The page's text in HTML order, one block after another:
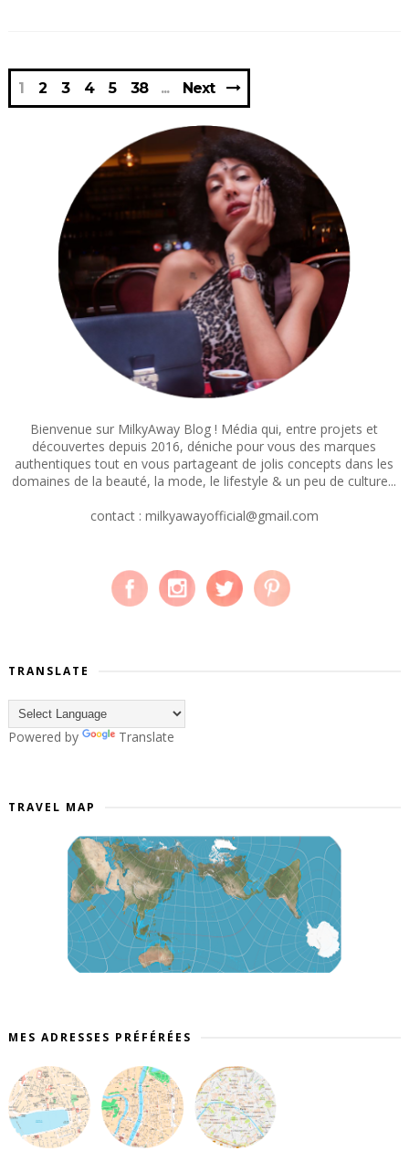
1 2 3 4 5 38 Next
Bienvenue sur MilkyAway Blog ! Média qui, entre projets et
découvertes depuis 2016, déniche pour vous des marques
authentiques tout en vous partageant de jolis concepts dans les
domaines de la beauté, la mode, le lifestyle & un peu de culture...
contact : milkyawayofficial@gmail.com
TRANSLATE
Powered by Translate
TRAVEL MAP
MES ADRESSES PRÉFÉRÉES